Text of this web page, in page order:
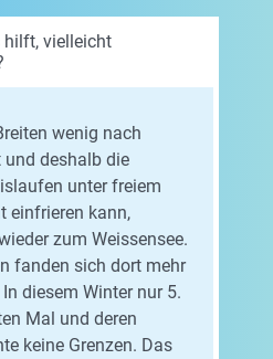
hilft, vielleicht
wenig nach
deshalb die
unter freiem
einfrieren kann,
zum Weissensee.
fanden sich dort mehr
diesem Winter nur 5.
Mal und deren
keine Grenzen. Das